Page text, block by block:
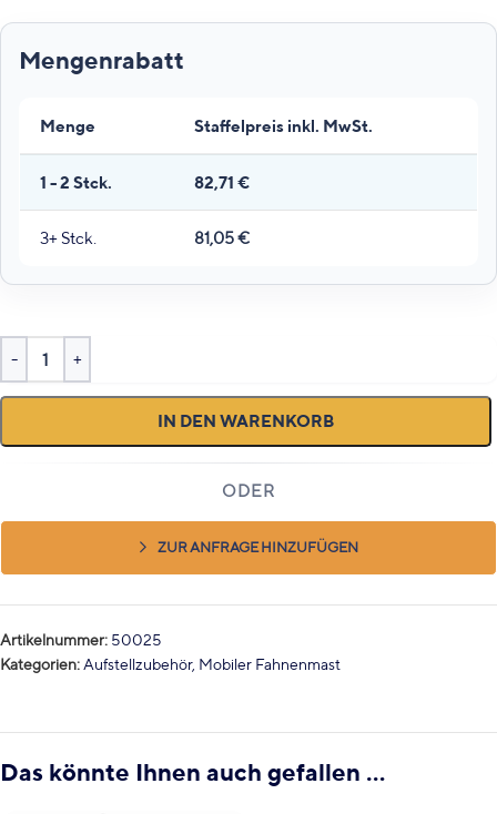
Menge Staffelpreis inkl. MwSt.
1 - 2 Stck. 82,71 €
3+ Stck. 81,05€
IN DEN WARENKORB
ZUR ANFRAGE HINZUFÜGEN
Artikelnummer: 50025
Kategorien: Aufstellzubehör, Mobiler Fahnenmast
Das könnte Ihnen auch gefallen …